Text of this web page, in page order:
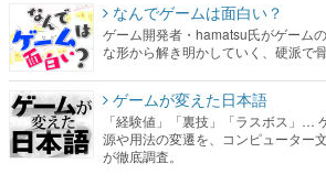
なんでゲームは面白い？
ゲーム開発者・hamatsu氏がゲーム
な形から解き明かしていく、硬派で
ゲームが変えた日本語
「経験値」「裏技」「ラスボス」…
源や用法の変遷を、コンピューター
が徹底調査。